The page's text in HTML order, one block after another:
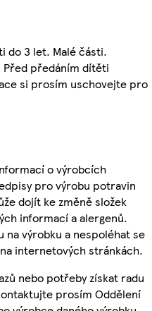
do 3 let. Malé části.
Před předáním dítěti
si prosím uschovejte pro
o výrobcích
pro výrobu potravin
dojít ke změně složek
informací a alergenů.
výrobku a nespoléhat se
internetových stránkách.
nebo potřeby získat radu
prosím Oddělení